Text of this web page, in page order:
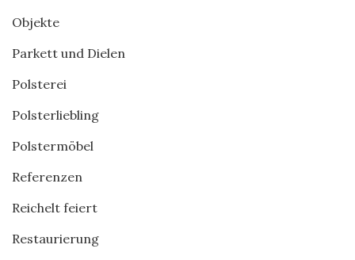
Objekte
Parkett und Dielen
Polsterei
Polsterliebling
Polstermöbel
Referenzen
Reichelt feiert
Restaurierung